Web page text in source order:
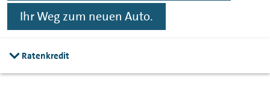
Ihr Weg zum neuen Auto.
Ratenkredit